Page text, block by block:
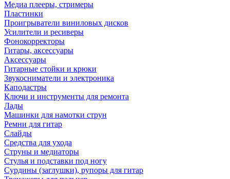
Медиа плееры, стримеры
Пластинки
Проигрыватели виниловых дисков
Усилители и ресиверы
Фонокорректоры
Гитары, аксессуары
Аксессуары
Гитарные стойки и крюки
Звукосниматели и электроника
Каподастры
Ключи и инструменты для ремонта
Лады
Машинки для намотки струн
Ремни для гитар
Слайды
Средства для ухода
Струны и медиаторы
Стулья и подставки под ногу
Сурдины (заглушки), рупоры для гитар